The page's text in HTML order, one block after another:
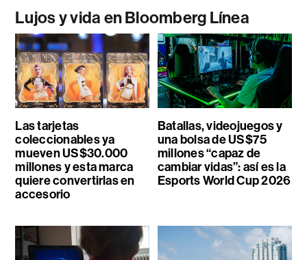
Lujos y vida en Bloomberg Línea
Las tarjetas
coleccionables ya
mueven US$30.000
millones y esta marca
quiere convertirlas en
accesorio
Batallas, videojuegos y
una bolsa de US$75
millones “capaz de
cambiar vidas”: así es la
Esports World Cup 2026